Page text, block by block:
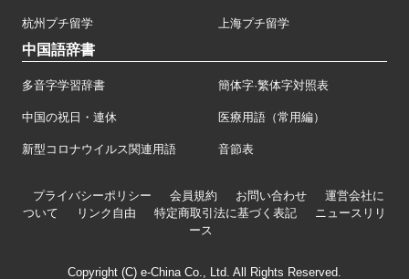
杭州プチ留学 上海プチ留学
中国語辞書
多音字学習辞書 簡体字·繁体字対照表
中国の祝日・連休 医療用語（常用編）
新型コロナウイルス関連用語 音節表
プライバシーポリシー 会員規約 お問い合わせ
運営会社に
ついて
リンク自由 特定商取引法に基づく表記
ニュースリリ
ース
Copyright (C) e-China Co., Ltd. All Rights Reserved.